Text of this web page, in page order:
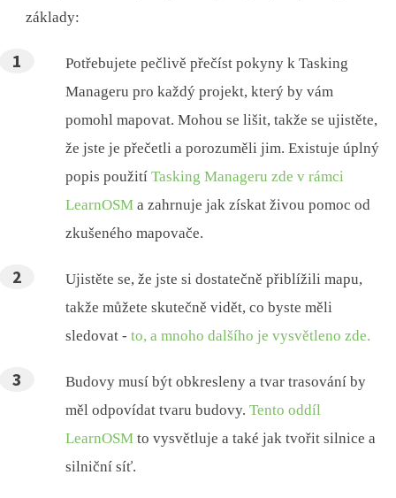
základy:
Potřebujete pečlivě přečíst pokyny k Tasking
Manageru pro každý projekt, který by vám
pomohl mapovat. Mohou se lišit, takže se ujistěte,
že jste je přečetli a porozuměli jim. Existuje úplný
popis použitíTasking Manageru zde v rámci
LearnOSM a zahrnuje jak získat živou pomoc od
zkušeného mapovače.
Ujistěte se, že jste si dostatečně přiblížili mapu,
takže můžete skutečně vidět, co byste měli
sledovat -to, a mnoho dalšího je vysvětleno zde.
Budovy musí být obkresleny a tvar trasování by
měl odpovídat tvaru budovy.Tento oddíl
LearnOSM to vysvětluje a také jak tvořit silnice a
silniční síť.